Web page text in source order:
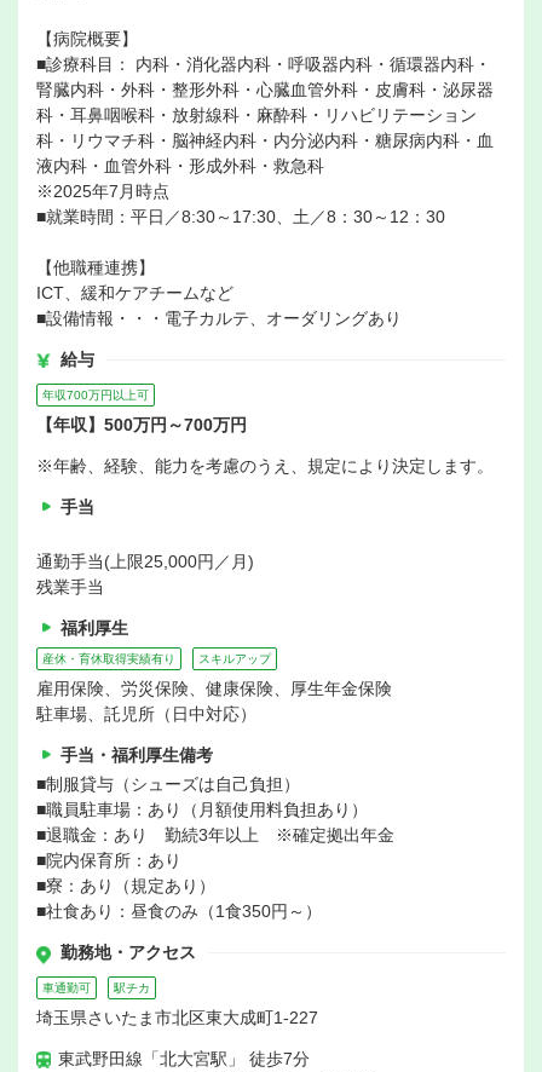
【病院概要】
■診療科目： 内科・消化器内科・呼吸器内科・循環器内科・
腎臓内科・外科・整形外科・心臓血管外科・皮膚科・泌尿器
科・耳鼻咽喉科・放射線科・麻酔科・リハビリテーション
科・リウマチ科・脳神経内科・内分泌内科・糖尿病内科・血
液内科・血管外科・形成外科・救急科
※2025年7月時点
■就業時間：平日／8:30～17:30、土／8：30～12：30
【他職種連携】
ICT、緩和ケアチームなど
■設備情報・・・電子カルテ、オーダリングあり
給与
年収700万円以上可
【年収】500万円～700万円
※年齢、経験、能力を考慮のうえ、規定により決定します。
手当
通勤手当(上限25,000円／月)
残業手当
福利厚生
産休・育休取得実績有り スキルアップ
雇用保険、労災保険、健康保険、厚生年金保険
駐車場、託児所（日中対応）
手当・福利厚生備考
■制服貸与（シューズは自己負担）
■職員駐車場：あり（月額使用料負担あり）
■退職金：あり 勤続3年以上 ※確定拠出年金
■院内保育所：あり
■寮：あり（規定あり）
■社食あり：昼食のみ（1食350円～）
勤務地・アクセス
車通勤可 駅チカ
埼玉県さいたま市北区東大成町1-227
東武野田線「北大宮駅」 徒歩7分